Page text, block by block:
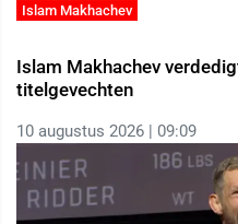
Islam Makhachev
Islam Makhachev
titelgevechten
10 augustus 2026 | 09:09